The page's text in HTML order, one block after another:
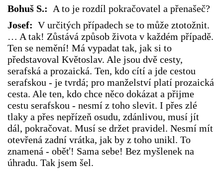
Bohuš S.: A to je rozdíl pokračovatel a přenašeč?
Josef: V určitých případech se to může ztotožnit.
… A tak! Zůstává způsob života v každém případě.
Ten se nemění! Má vypadat tak, jak si to
představoval Květoslav. Ale jsou dvě cesty,
serafská a prozaická. Ten, kdo cítí a jde cestou
serafskou - je tvrdá; pro manželství platí prozaická
cesta. Ale ten, kdo chce něco dokázat a přijme
cestu serafskou - nesmí z toho slevit. I přes zlé
tlaky a přes nepřízeň osudu, zdánlivou, musí jít
dál, pokračovat. Musí se držet pravidel. Nesmí mít
otevřená zadní vrátka, jak by z toho unikl. To
znamená - oběť! Sama sebe! Bez myšlenek na
úhradu. Tak jsem šel.